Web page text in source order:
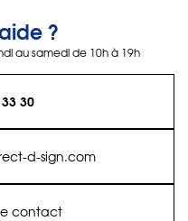
?
au samedi de 10h à 19h
30
d-sign.com
contact